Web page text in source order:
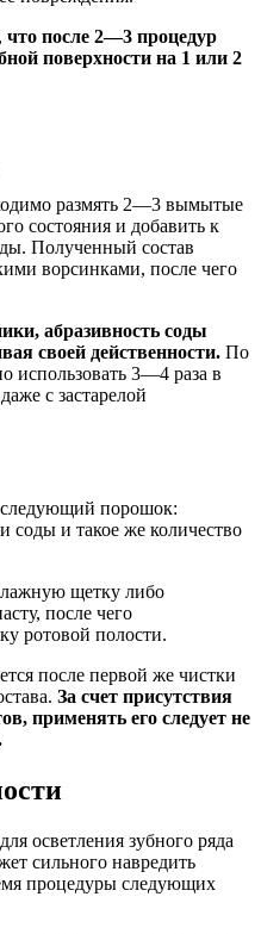
что после 2—3 процедур
поверхности на 1 или 2
размять 2—3 вымытые
состояния и добавить к
Полученный состав
ворсинками, после чего
абразивность соды
своей действенности. По
использовать 3—4 раза в
с застарелой
следующий порошок:
соды и такое же количество
щетку либо
после чего
ротовой полости.
после первой же чистки
За счет присутствия
применять его следует не
осветления зубного ряда
сильного навредить
процедуры следующих